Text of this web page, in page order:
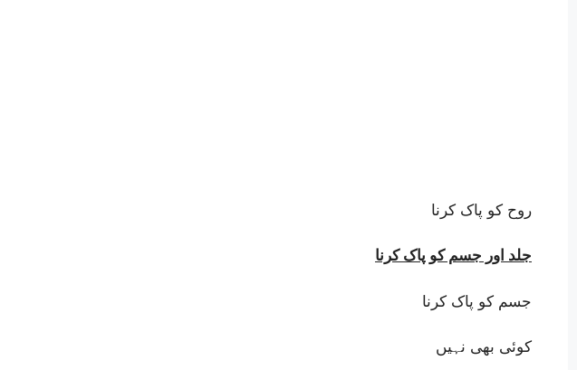
روح کو پاک کرنا
جلد اور جسم کو پاک کرنا
جسم کو پاک کرنا
کوئی بھی نہیں